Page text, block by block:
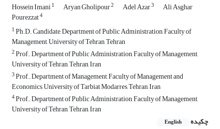
Hossein Imani1 Aryan Gholipour2 Adel Azar3 Ali Asghar
Pourezzat4
1Ph.D. Candidate, Department of Public Administration, Faculty of
Management, University of Tehran, Tehran
2Prof., Department of Public Administration, Faculty of Management,
University of Tehran, Tehran, Iran
3Prof., Department of Management, Faculty of Management and
Economics, University of Tarbiat Modarres, Tehran, Iran
4Prof., Department of Public Administration, Faculty of Management,
University of Tehran, Tehran, Iran
چکیده
English